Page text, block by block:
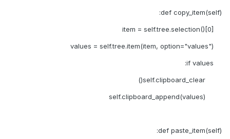
def copy_item(self):
def paste_item(self):